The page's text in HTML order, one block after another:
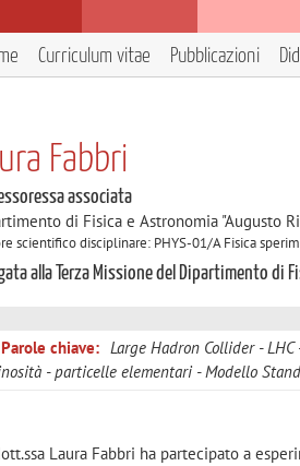
Curriculum vitae Pubblicazioni
Fabbri
associata
di Fisica e Astronomia "Augusto
scientifico disciplinare: PHYS-01/A Fisica
alla Terza Missione del Dipartimento di
Parole chiave: Large Hadron Collider - LHC
particelle elementari Modello
Laura Fabbri ha partecipato a